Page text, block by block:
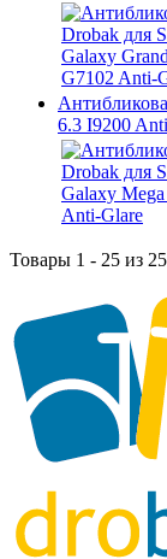
6.3 I9200
Товары 1 - 25 из 25